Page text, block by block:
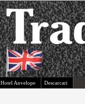
Hotel Anvelope Descarcari